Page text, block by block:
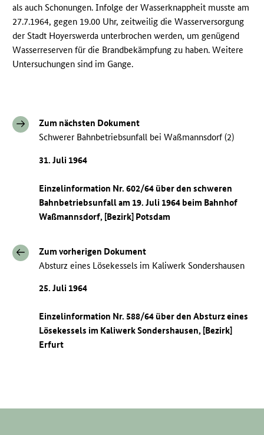
als auch Schonungen. Infolge der Wasserknappheit musste am
27.7.1964, gegen 19.00 Uhr, zeitweilig die Wasserversorgung
der Stadt Hoyerswerda unterbrochen werden, um genügend
Wasserreserven für die Brandbekämpfung zu haben. Weitere
Untersuchungen sind im Gange.
Zum nächsten Dokument
Schwerer Bahnbetriebsunfall bei Waßmannsdorf (2)
31. Juli 1964
Einzelinformation Nr. 602/64 über den schweren
Bahnbetriebsunfall am 19. Juli 1964 beim Bahnhof
Waßmannsdorf, [Bezirk] Potsdam
Zum vorherigen Dokument
Absturz eines Lösekessels im Kaliwerk Sondershausen
25. Juli 1964
Einzelinformation Nr. 588/64 über den Absturz eines
Lösekessels im Kaliwerk Sondershausen, [Bezirk]
Erfurt